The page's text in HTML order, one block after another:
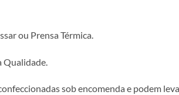
ou Prensa Térmica.
Qualidade.
sob encomenda e podem